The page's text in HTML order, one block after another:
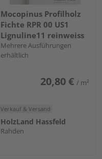
Mocopinus Profilholz
Fichte RPR 00 US1
Lignuline11 reinweiss
Mehrere Ausführungen
erhältlich
20,80 € / m²
Verkauf & Versand
HolzLand Hassfeld
Rahden